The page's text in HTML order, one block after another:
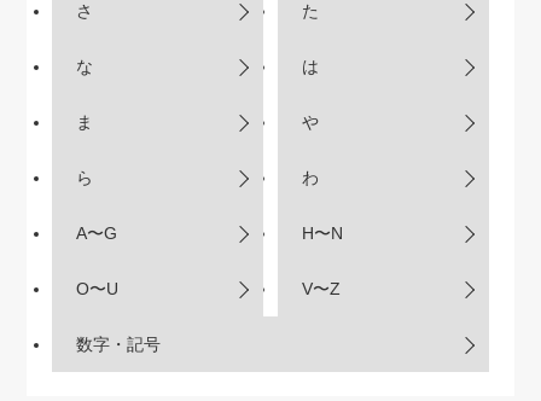
さ た
な は
ま や
ら わ
A〜G H〜N
O〜U V〜Z
数字・記号